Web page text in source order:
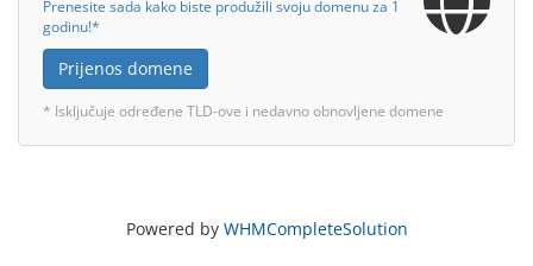
Prenesite sada kako biste produžili svoju domenu za 1
godinu!*
Prijenos domene
* Isključuje određene TLD-ove i nedavno obnovljene domene
Powered by WHMCompleteSolution